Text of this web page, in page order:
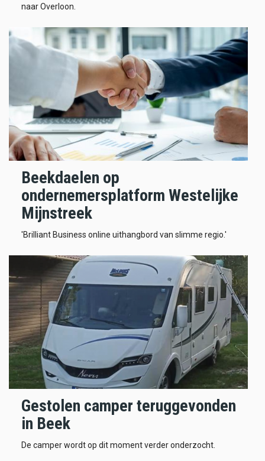
naar Overloon.
Beekdaelen op
ondernemersplatform Westelijke
Mijnstreek
'Brilliant Business online uithangbord van slimme regio.'
Gestolen camper teruggevonden
in Beek
De camper wordt op dit moment verder onderzocht.